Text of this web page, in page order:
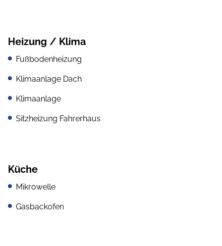
Heizung / Klima
Fußbodenheizung
Klimaanlage Dach
Klimaanlage
Sitzheizung Fahrerhaus
Küche
Mikrowelle
Gasbackofen